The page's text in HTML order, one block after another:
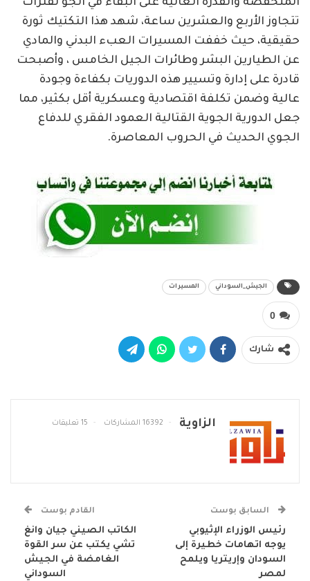
المنخفضة والقدرة العالية على البقاء في الجو لفترات
تتجاوز الأربع والعشرين ساعة، شهد هذا التكتيك ثورة
حقيقية، حيث خففت المسيرات العبء البدني والمادي
عن الطيارين البشر وطائرات الجيل الخامس ، وأصبحت
قادرة على إدارة وتسيير هذه الدوريات بكفاءة وجودة
عالية وضمن تكلفة اقتصادية وعسكرية أقل بكثير، مما
جعل الدورية الجوية القتالية العمود الفقري للدفاع
الجوي الحديث في الحروب المعاصرة.
الجيش_السوداني المسيرات
0
شارك
الزاوية 16392 المشاركات 15 تعليقات
السابق بوست
رئيس الوزراء الإثيوبي
يوجه اتهامات خطيرة إلى
السودان وإريتريا ويلمح
لمصر
القادم بوست
الكاتب الصيني جيان وانغ
تشي يكتب عن سر القوة
الغامضة في الجيش
السوداني